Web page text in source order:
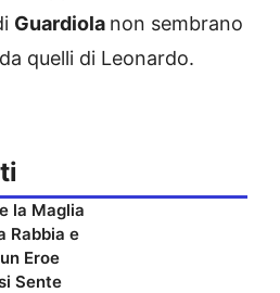
Guardiola non sembrano
quelli di Leonardo.
la Maglia
Rabbia e
Eroe
Sente